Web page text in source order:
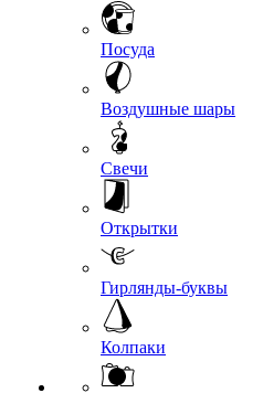
Посуда
Воздушные шары
Свечи
Открытки
Гирлянды-буквы
Колпаки